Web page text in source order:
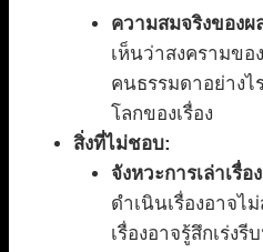
ความสมจริงของผ
เห็นว่าสงครามข
คนธรรมดาอย่างไ
โลกของเรื่อง
สิ่งที่ไม่ชอบ:
จังหวะการเล่าเรื่อ
ดำเนินเรื่องอาจไ
เรื่องอาจรู้สึกเร่ง